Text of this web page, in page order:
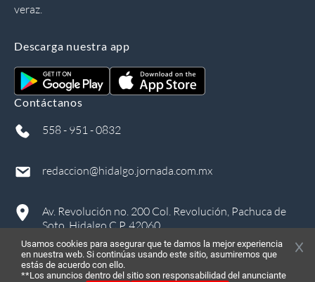
veraz.
Descarga nuestra app
Contáctanos
558 - 951 - 0832
redaccion@hidalgo.jornada.com.mx
Av. Revolución no. 200 Col. Revolución, Pachuca de
Soto, Hidalgo C.P. 42060
Usamos cookies para asegurar que te damos la mejor experiencia
en nuestra web. Si continúas usando este sitio, asumiremos que
estás de acuerdo con ello.
**Los anuncios dentro del sitio son responsabilidad del anunciante